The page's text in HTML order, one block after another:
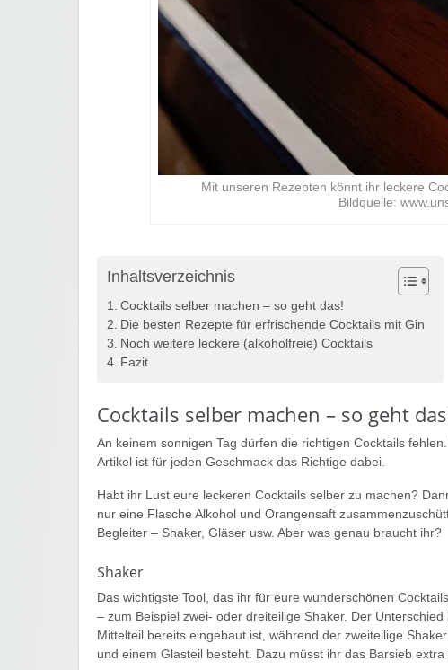
Mit unseren Rezepten könnt ihr leckere
Bildquelle:
Inhaltsverzeichnis
Cocktails selber machen – so geht das!
Die besten Rezepte für erfrischende Cocktails mit Gin
Noch weitere leckere (alkoholfreie) Cocktails
Fazit
Cocktails selber machen – so geht
An keinem sonnigen Tag dürfen die richtigen Cocktails
Artikel ist für jeden Geschmack das Richtige dabei.
Habt ihr Lust eure leckeren Cocktails selber zu machen?
nur eine Flasche Alkohol und Orangensaft
Begleiter – Shaker, Gläser usw. Aber was genau braucht ihr?
Shaker
Das wichtigste Tool, das ihr für eure wunderschönen
– zum Beispiel zwei- oder dreiteilige Shaker. Der
Mittelteil bereits eingebaut ist, während der zweiteilige
und einem Glasteil besteht. Dazu müsst ihr das Barsieb extra